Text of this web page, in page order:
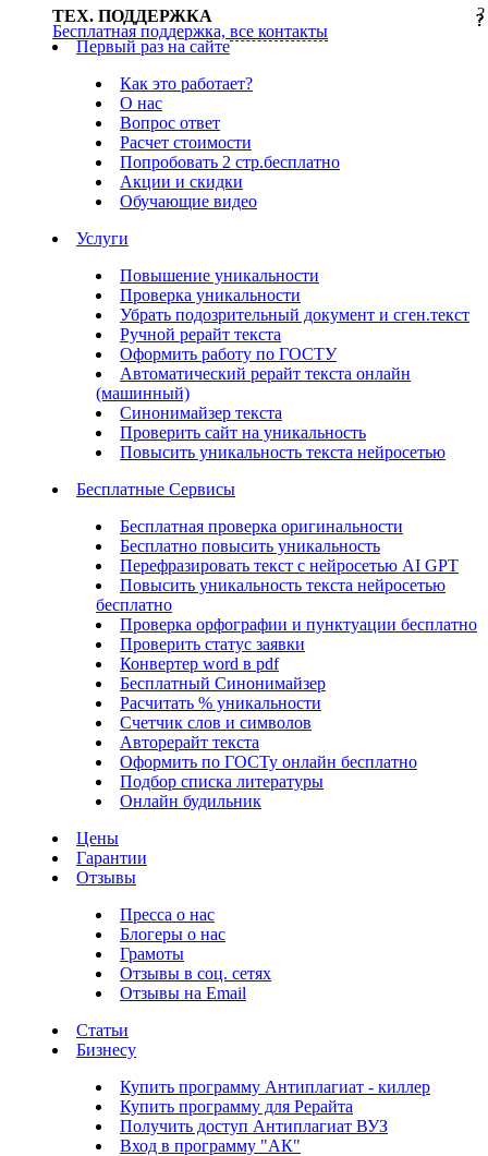
ТЕХ. ПОДДЕРЖКА
Бесплатная поддержка, все контакты
Первый раз на сайте
Как это работает?
О нас
Вопрос ответ
Расчет стоимости
Попробовать 2 стр.бесплатно
Акции и скидки
Обучающие видео
Услуги
Повышение уникальности
Проверка уникальности
Убрать подозрительный документ и сген.текст
Ручной рерайт текста
Оформить работу по ГОСТУ
Автоматический рерайт текста онлайн
(машинный)
Синонимайзер текста
Проверить сайт на уникальность
Повысить уникальность текста нейросетью
Бесплатные Сервисы
Бесплатная проверка оригинальности
Бесплатно повысить уникальность
Перефразировать текст с нейросетью AI GPT
Повысить уникальность текста нейросетью
бесплатно
Проверка орфографии и пунктуации бесплатно
Проверить статус заявки
Конвертер word в pdf
Бесплатный Синонимайзер
Расчитать % уникальности
Счетчик слов и символов
Авторерайт текста
Оформить по ГОСТу онлайн бесплатно
Подбор списка литературы
Онлайн будильник
Цены
Гарантии
Отзывы
Пресса о нас
Блогеры о нас
Грамоты
Отзывы в соц. сетях
Отзывы на Email
Статьи
Бизнесу
Купить программу Антиплагиат - киллер
Купить программу для Рерайта
Получить доступ Антиплагиат ВУЗ
Вход в программу "АК"
?
?
?
?